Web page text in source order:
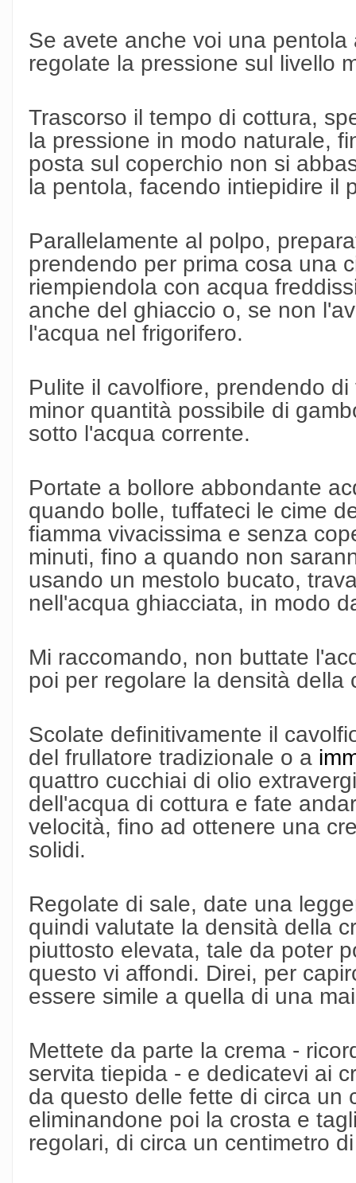
Se avete anche voi una
regolate la pressione sul livello
Trascorso il tempo di cottura,
la pressione in modo naturale,
posta sul coperchio non si
la pentola, facendo intiepidire il
Parallelamente al polpo,
prendendo per prima cosa una
riempiendola con acqua
anche del ghiaccio o, se non
l'acqua nel frigorifero.
Pulite il cavolfiore, prendendo
minor quantità possibile di
sotto l'acqua corrente.
Portate a bollore abbondante
quando bolle, tuffateci le cime
fiamma vivacissima e senza
minuti, fino a quando non
usando un mestolo bucato,
nell'acqua ghiacciata, in modo
Mi raccomando, non buttate
poi per regolare la densità della
Scolate definitivamente il
del frullatore tradizionale o a
quattro cucchiai di olio
dell'acqua di cottura e fate
velocità, fino ad ottenere una
solidi.
Regolate di sale, date una
quindi valutate la densità della
piuttosto elevata, tale da poter
questo vi affondi. Direi, per
essere simile a quella di una
Mettete da parte la crema -
servita tiepida - e dedicatevi ai
da questo delle fette di circa un
eliminandone poi la crosta e
regolari, di circa un centimetro